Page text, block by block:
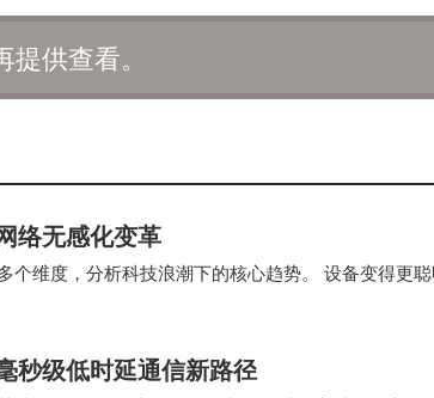
供查看。
络无感化变革
维度，分析科技浪潮下的核心趋势。 设备变得更聪
科技不是未来，而是现在正在发…
秒级低时延通信新路径